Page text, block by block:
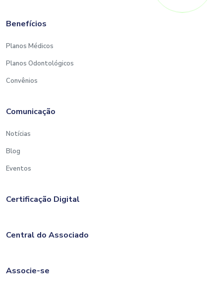
Benefícios
Planos Médicos
Planos Odontológicos
Convênios
Comunicação
Notícias
Blog
Eventos
Certificação Digital
Central do Associado
Associe-se